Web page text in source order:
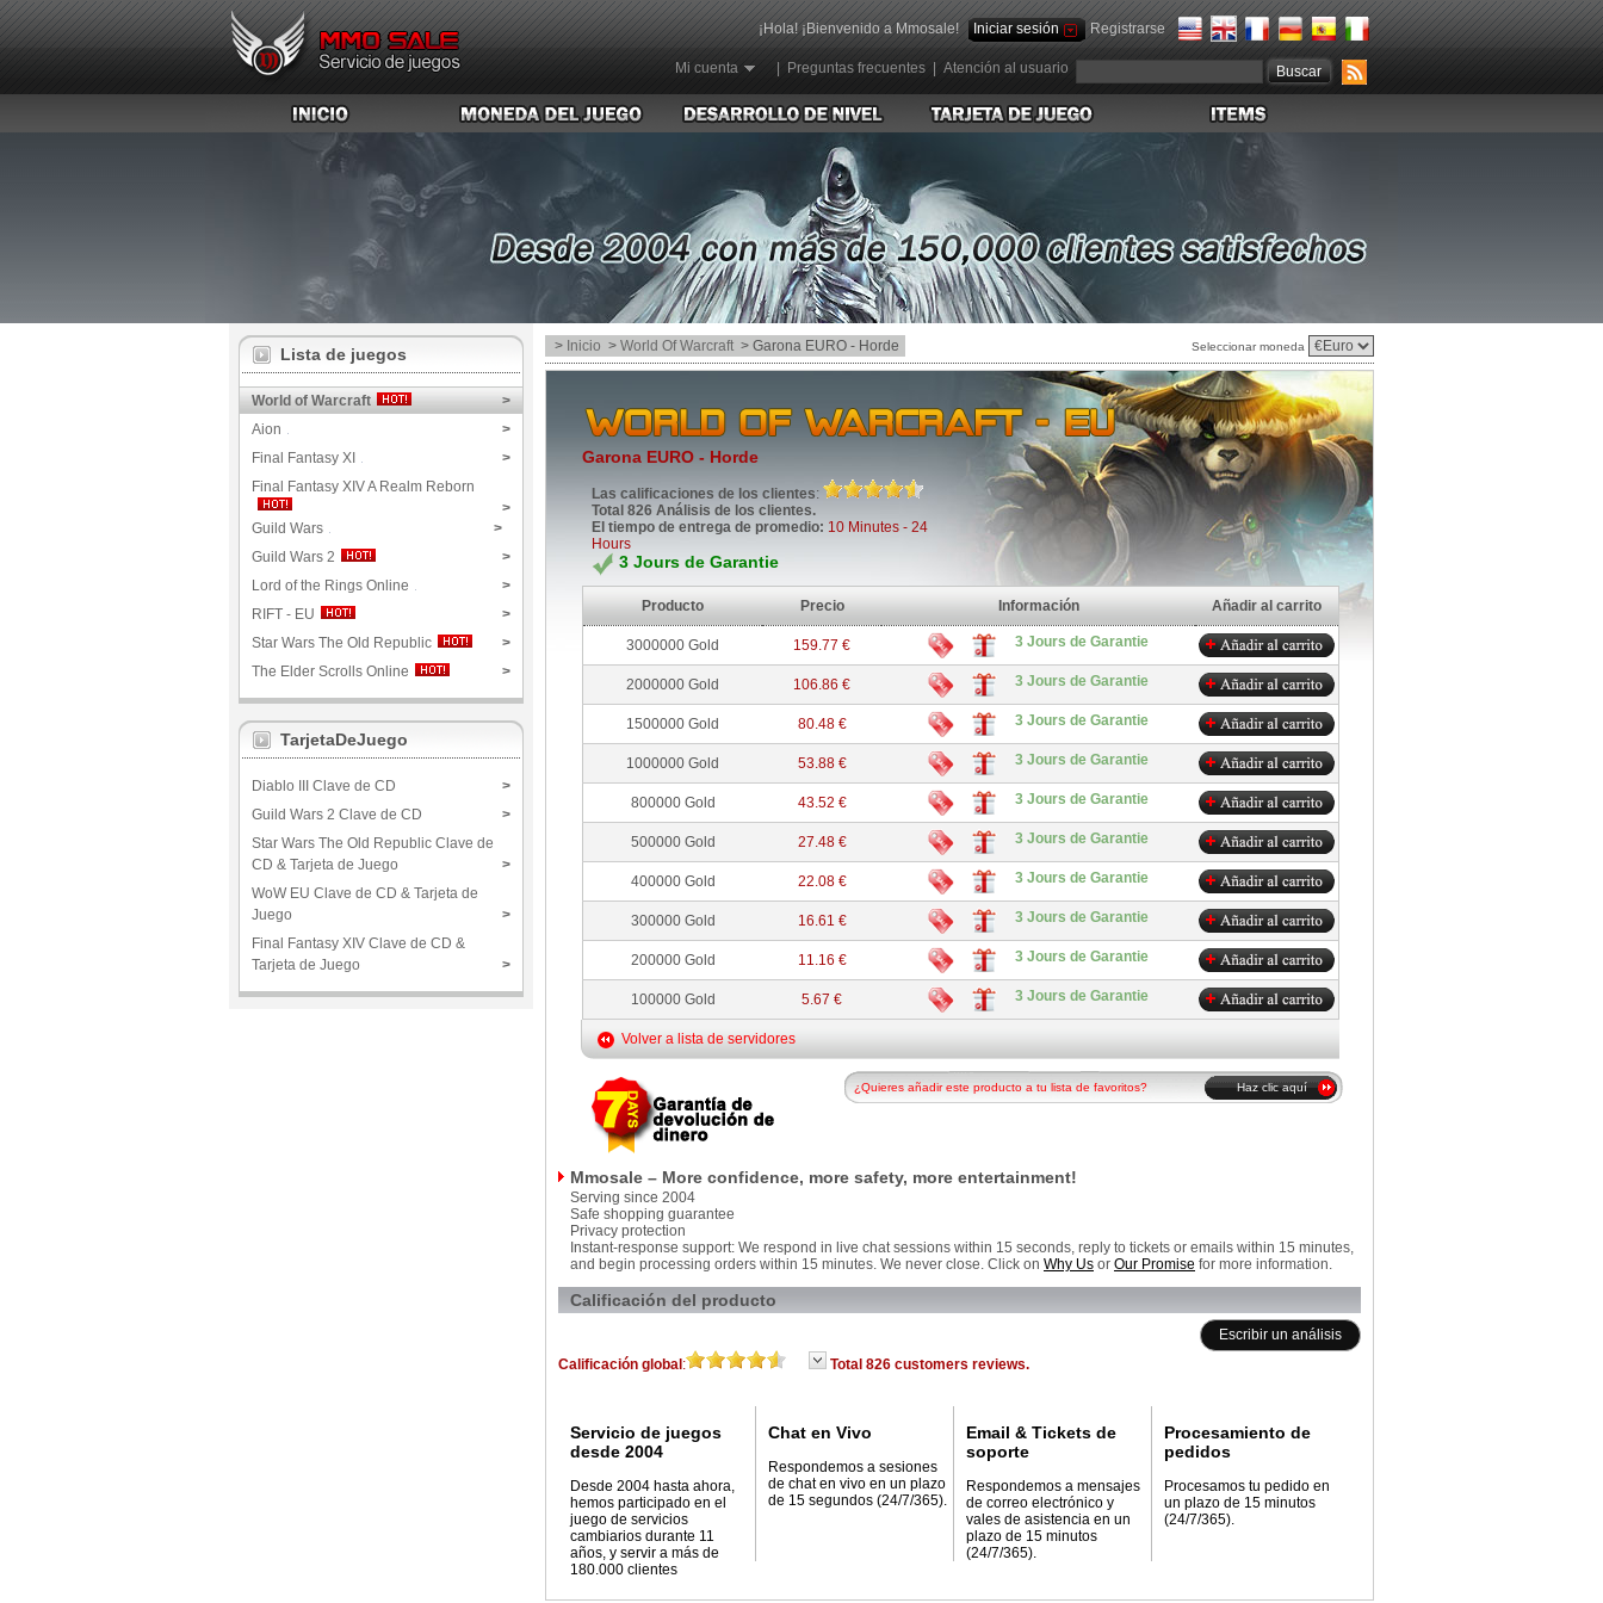
¡Hola! ¡Bienvenido a Mmosale! Iniciar sesión Registrarse
Atención al usuario
Preguntas frecuentes
Mi cuenta
Lista de juegos
World of Warcraft
>
Aion
>
Final Fantasy XI
>
Final Fantasy XIV A Realm Reborn
>
Guild Wars
>
Guild Wars 2
>
Lord of the Rings Online
>
RIFT - EU
>
Star Wars The Old Republic
>
The Elder Scrolls Online
>
TarjetaDeJuego
Diablo III Clave de CD
>
Guild Wars 2 Clave de CD
>
Star Wars The Old Republic Clave de
CD & Tarjeta de Juego
>
WoW EU Clave de CD & Tarjeta de
Juego
>
Final Fantasy XIV Clave de CD &
Tarjeta de Juego
>
> Inicio > World Of Warcraft > Garona EURO - Horde Seleccionar moneda
Garona EURO - Horde
Las calificaciones de los clientes:
Total 826 Análisis de los clientes.
El tiempo de entrega de promedio: 10 Minutes - 24
Hours
3 Jours de Garantie
Producto Precio Información Añadir al carrito
3000000 Gold 159.77 € 3 Jours de Garantie
2000000 Gold 106.86 € 3 Jours de Garantie
1500000 Gold 80.48 € 3 Jours de Garantie
1000000 Gold 53.88 € 3 Jours de Garantie
800000 Gold 43.52 € 3 Jours de Garantie
500000 Gold 27.48 € 3 Jours de Garantie
400000 Gold 22.08 € 3 Jours de Garantie
300000 Gold 16.61 € 3 Jours de Garantie
200000 Gold 11.16 € 3 Jours de Garantie
100000 Gold 5.67 € 3 Jours de Garantie
Volver a lista de servidores
¿Quieres añadir este producto a tu lista de favoritos? Haz clic aquí
Mmosale – More confidence, more safety, more entertainment!
Serving since 2004
Safe shopping guarantee
Privacy protection
Instant-response support: We respond in live chat sessions within 15 seconds, reply to tickets or emails within 15 minutes,
and begin processing orders within 15 minutes. We never close. Click on Why Us or Our Promise for more information.
Calificación del producto
Escribir un análisis
Calificación global: Total 826 customers reviews.
Servicio de juegos
desde 2004
Desde 2004 hasta ahora,
hemos participado en el
juego de servicios
cambiarios durante 11
años, y servir a más de
180.000 clientes
Chat en Vivo
Respondemos a sesiones
de chat en vivo en un plazo
de 15 segundos (24/7/365).
Email & Tickets de
soporte
Respondemos a mensajes
de correo electrónico y
vales de asistencia en un
plazo de 15 minutos
(24/7/365).
Procesamiento de
pedidos
Procesamos tu pedido en
un plazo de 15 minutos
(24/7/365).